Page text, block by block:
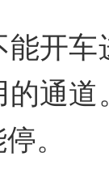
开车
通道
。